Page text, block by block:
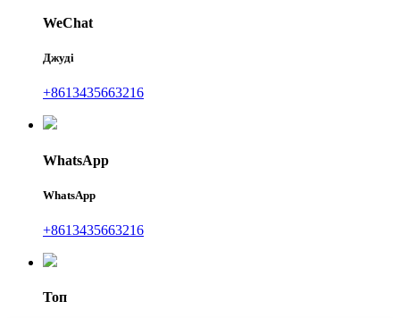
WeChat
Джуді
+8613435663216
WhatsApp
WhatsApp
+8613435663216
Топ